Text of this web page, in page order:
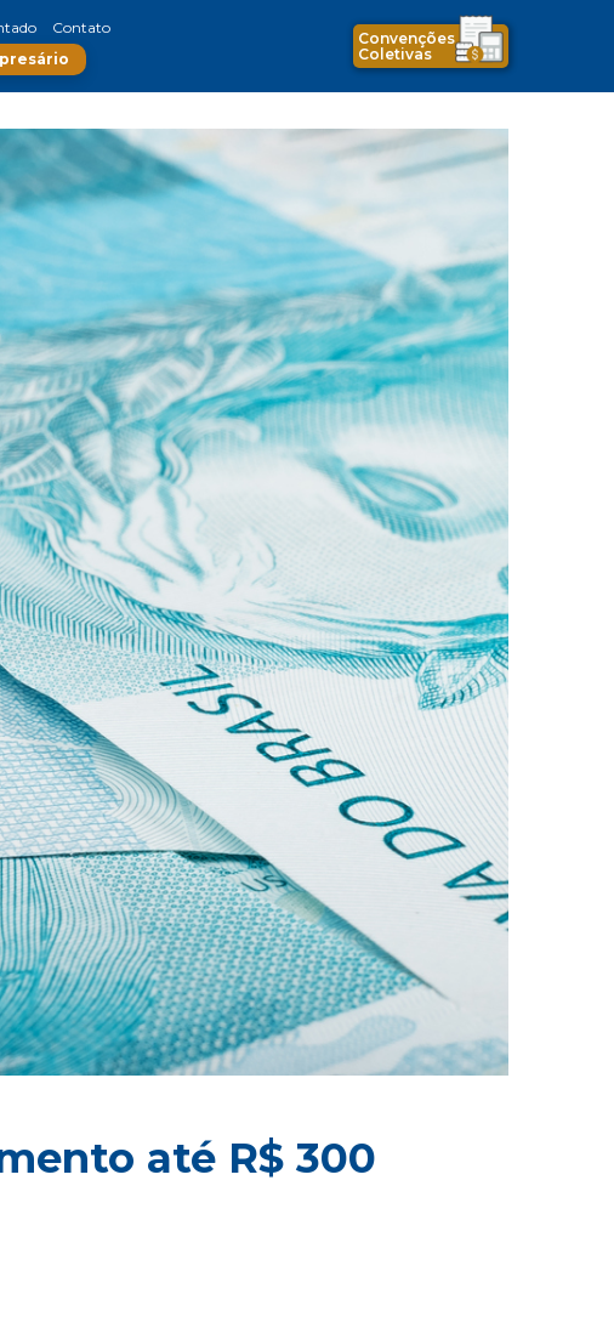
Contato
Convenções
Coletivas
até R$ 300